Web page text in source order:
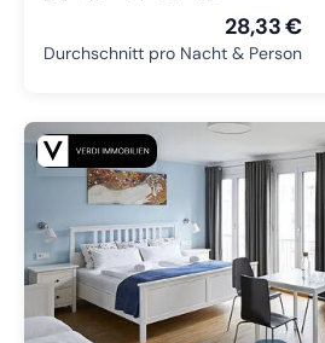
28,33 €
Durchschnitt pro Nacht & Person